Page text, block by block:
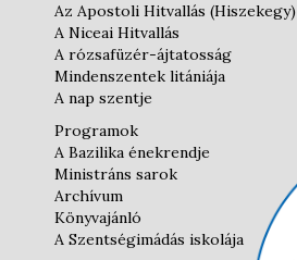
Az Apostoli Hitvallás (Hiszekegy)
A Niceai Hitvallás
A rózsafüzér-ájtatosság
Mindenszentek litániája
A nap szentje
Programok
A Bazilika énekrendje
Ministráns sarok
Archívum
Könyvajánló
A Szentségimádás iskolája